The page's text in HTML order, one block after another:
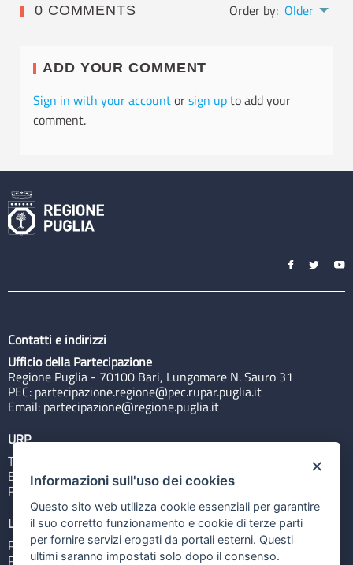
0 COMMENTS Order by: Older
ADD YOUR COMMENT
Sign in with your accountorsign upto add your
comment.
Contatti e indirizzi
Ufficio della Partecipazione
Regione Puglia - 70100 Bari, Lungomare N. Sauro 31
PEC: partecipazione.regione@pec.rupar.puglia.it
Email: partecipazione@regione.puglia.it
URP
Tel: 800713939
Email:quiregione@regione.puglia.it
Rubrica
Link utili
Portale Istituzionale
PO FESR Puglia 2014-2020
×
Informazioni sull'uso dei cookies
Questo sito web utilizza cookie essenziali per garantire
il suo corretto funzionamento e cookie di terze parti
per fornire servizi erogati da portali esterni. Questi
ultimi saranno impostati solo dopo il consenso.